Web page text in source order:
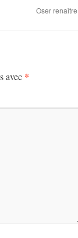
Oser renaître
avec *